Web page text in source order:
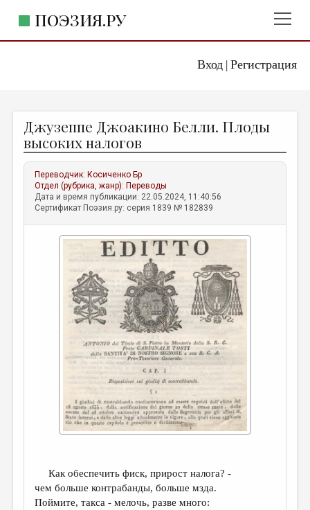
Вход| Регистрация
ПОЭЗИЯ.РУ
ЖАНРЫ
АВТОРЫ
КОММЕНТАРИИ
ЛИТСАЛОН
ПРАВИЛА САЙТА
ОТДЕЛЫ И РУБРИКИ
ИЗБРАННОЕ
ПРОИЗВЕДЕНИЯ
ПЕРЕВОДЫ
КОНКУРСЫ
ДЕТСКАЯ КОМНАТА
ОБЗОР ЛИТЕРАТУРЫ
СТРАНИЦЫ ПАМЯТИ
Джузеппе Джоакино Белли. Плоды
высоких налогов
Переводчик: Косиченко Бр
Отдел (рубрика, жанр): Переводы
Дата и время публикации: 22.05.2024, 11:40:56
Сертификат Поэзия.ру: серия 1839 № 182839
Как обеспечить фиск, прирост налога? -
чем больше контрабанды, больше мзда.
Поймите, такса - мелочь, разве много: